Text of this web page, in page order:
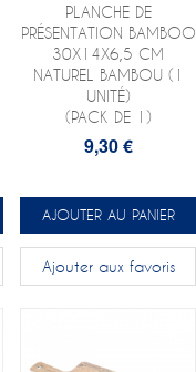
PLANCHE DE
PRÉSENTATION BAMBOO
30X14X6,5 CM
NATUREL BAMBOU (1
UNITÉ)
(PACK DE 1)
9,30 €
AJOUTER AU PANIER
Ajouter aux favoris